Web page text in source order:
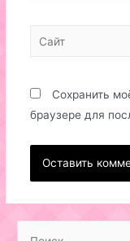
Сайт
Сохранить
браузере для